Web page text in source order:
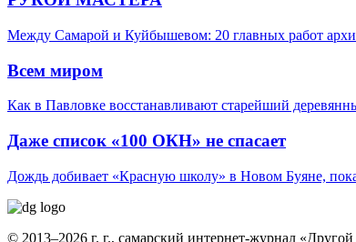
Между Самарой и Куйбышевом: 20 главных работ
Всем миром
Как в Павловке восстанавливают старейший
Даже список «100 ОКН» не спасает
Дождь добивает «Красную школу» в Новом Буяне,
© 2013–2026 г. г., самарский интернет-журнал «Другой